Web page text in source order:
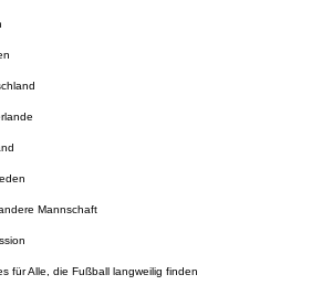
Mannschaft
für Alle, die Fußball langweilig finden